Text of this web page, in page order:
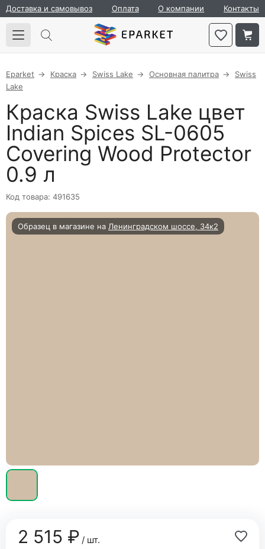
Доставка и самовывоз Оплата О компании Контакты
Eparket Краска Swiss Lake Основная палитра
Swiss
Lake
Краска Swiss Lake цвет
Indian Spices SL-0605
Covering Wood Protector
0.9 л
Код товара: 491635
Образец в магазине на Ленинградском шоссе, 34к2
2 515 ₽/ шт.